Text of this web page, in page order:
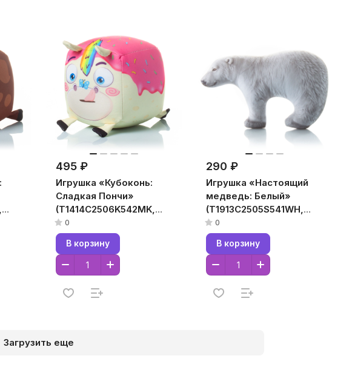
495 ₽
Игрушка «Кубоконь:
Сладкая Пончи»
(T1414C2506K542MK,
14x14x14,
Разноцветный,
Кристалл,
Микрогранулы
полистирола)
0
В корзину
290 ₽
Игрушка «Настоящий
медведь: Белый»
(T1913C2505S541WH,
19x13x5, Белый, Бархат,
Микрогранулы
полистирола)
0
В корзину
Загрузить еще